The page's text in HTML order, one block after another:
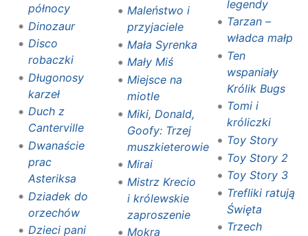
północy
Dinozaur
Disco
robaczki
Długonosy
karzeł
Duch z
Canterville
Dwanaście
prac
Asteriksa
Dziadek do
orzechów
Dzieci pani
Maleństwo i
przyjaciele
Mała Syrenka
Mały Miś
Miejsce na
miotle
Miki, Donald,
Goofy: Trzej
muszkieterowie
Mirai
Mistrz Krecio
i królewskie
zaproszenie
Mokra
legendy
Tarzan –
władca małp
Ten
wspaniały
Królik Bugs
Tomi i
króliczki
Toy Story
Toy Story 2
Toy Story 3
Trefliki ratują
Święta
Trzech